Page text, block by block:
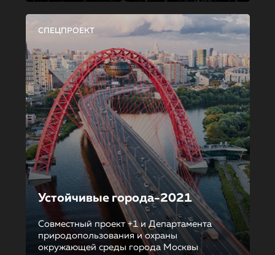
СПЕЦПРОЕКТ
Устойчивые города-2021
Совместный проект +1 и Департамента
природопользования и охраны
окружающей среды города Москвы